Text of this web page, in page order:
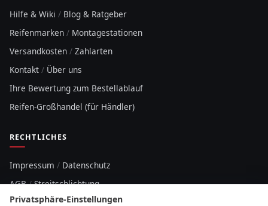
Hilfe & Wiki / Blog & Ratgeber
Reifenmarken / Montagestationen
Versandkosten / Zahlarten
Kontakt / Über uns
Ihre Bewertung zum Bestellablauf
Reifen-Großhandel (für Händler)
RECHTLICHES
Impressum / Datenschutz
AGB/Streitschlichtung
Sitemap
Privatsphäre-Einstellungen